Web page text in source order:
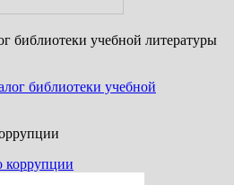
библиотеки учебной литературы